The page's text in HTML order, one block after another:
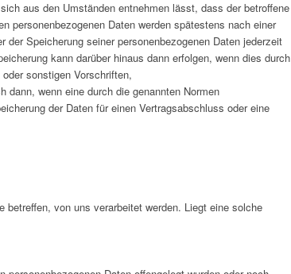
aus den Umständen entnehmen lässt, dass der betroffene
personenbezogenen Daten werden spätestens nach einer
Speicherung seiner personenbezogenen Daten jederzeit
kann darüber hinaus dann erfolgen, wenn dies durch
sonstigen Vorschriften,
dann, wenn eine durch die genannten Normen
der Daten für einen Vertragsabschluss oder eine
von uns verarbeitet werden. Liegt eine solche